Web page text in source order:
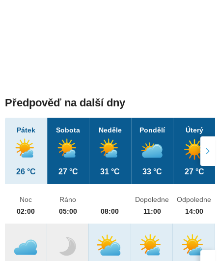
Předpověď na další dny
Pátek
26 °C
Sobota
27 °C
Neděle
31 °C
Pondělí
33 °C
Úterý
27 °C
Noc
02:00
Ráno
05:00
08:00
Dopoledne
11:00
Odpoledne
14:00